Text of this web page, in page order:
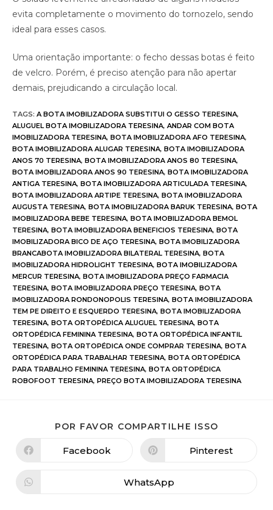
evita completamente o movimento do tornozelo, sendo
ideal para esses casos.
Uma orientação importante: o fecho dessas botas é feito
de velcro. Porém, é preciso atenção para não apertar
demais, prejudicando a circulação local.
TAGS: A BOTA IMOBILIZADORA SUBSTITUI O GESSO TERESINA,
ALUGUEL BOTA IMOBILIZADORA TERESINA, ANDAR COM BOTA
IMOBILIZADORA TERESINA, BOTA IMOBILIZADORA AFO TERESINA,
BOTA IMOBILIZADORA ALUGAR TERESINA, BOTA IMOBILIZADORA
ANOS 70 TERESINA, BOTA IMOBILIZADORA ANOS 80 TERESINA,
BOTA IMOBILIZADORA ANOS 90 TERESINA, BOTA IMOBILIZADORA
ANTIGA TERESINA, BOTA IMOBILIZADORA ARTICULADA TERESINA,
BOTA IMOBILIZADORA ARTIPE TERESINA, BOTA IMOBILIZADORA
AUGUSTA TERESINA, BOTA IMOBILIZADORA BARUK TERESINA, BOTA
IMOBILIZADORA BEBE TERESINA, BOTA IMOBILIZADORA BEMOL
TERESINA, BOTA IMOBILIZADORA BENEFICIOS TERESINA, BOTA
IMOBILIZADORA BICO DE AÇO TERESINA, BOTA IMOBILIZADORA
BRANCABOTA IMOBILIZADORA BILATERAL TERESINA, BOTA
IMOBILIZADORA HIDROLIGHT TERESINA, BOTA IMOBILIZADORA
MERCUR TERESINA, BOTA IMOBILIZADORA PREÇO FARMACIA
TERESINA, BOTA IMOBILIZADORA PREÇO TERESINA, BOTA
IMOBILIZADORA RONDONOPOLIS TERESINA, BOTA IMOBILIZADORA
TEM PE DIREITO E ESQUERDO TERESINA, BOTA IMOBILIZADORA
TERESINA, BOTA ORTOPÉDICA ALUGUEL TERESINA, BOTA
ORTOPÉDICA FEMININA TERESINA, BOTA ORTOPÉDICA INFANTIL
TERESINA, BOTA ORTOPÉDICA ONDE COMPRAR TERESINA, BOTA
ORTOPÉDICA PARA TRABALHAR TERESINA, BOTA ORTOPÉDICA
PARA TRABALHO FEMININA TERESINA, BOTA ORTOPÉDICA
ROBOFOOT TERESINA, PREÇO BOTA IMOBILIZADORA TERESINA
POR FAVOR COMPARTILHE ISSO
Facebook Pinterest
WhatsApp